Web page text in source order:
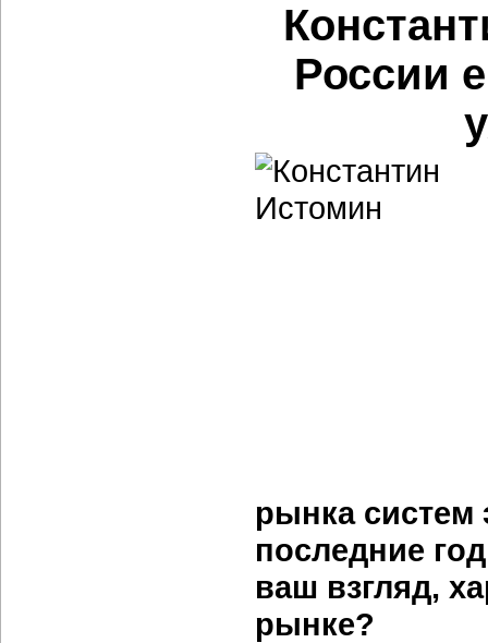
России
рынка систем
последние
ваш взгляд,
рынке?